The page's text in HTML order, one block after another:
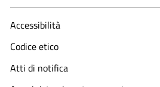
Accessibilità
Codice etico
Atti di notifica